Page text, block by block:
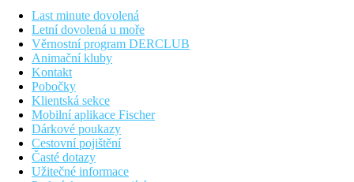
Vzdálenosti
0 m
Vzdálenost k pláži
Pláž
Hotel přímo u pláže
Plážová dovolená
Fotogalerie
Last minute dovolená
Letní dovolená u moře
Věrnostní program DERCLUB
Animační kluby
Kontakt
Pobočky
Klientská sekce
Mobilní aplikace Fischer
Dárkové poukazy
Cestovní pojištění
Časté dotazy
Užitečné informace